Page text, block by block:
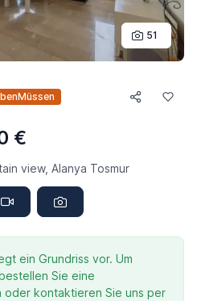
51
€
view, Alanya Tosmur
ein Grundriss vor. Um
Sie eine
oder kontaktieren Sie uns per